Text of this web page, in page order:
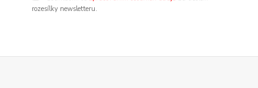
rozesílky newsletteru.